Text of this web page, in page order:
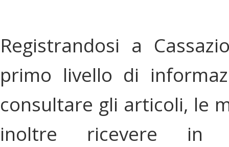
Registrandosi a
primo livello di
consultare gli articoli, le
inoltre ricevere in